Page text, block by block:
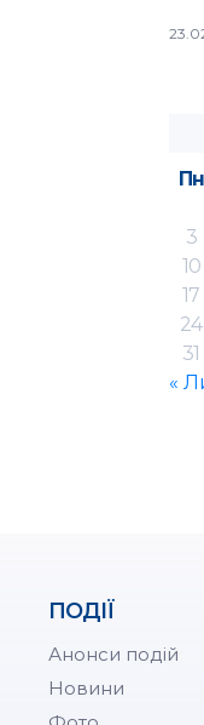
Пн
3
10
17
24
31
«
ПОДІЇ
Анонси подій
Новини